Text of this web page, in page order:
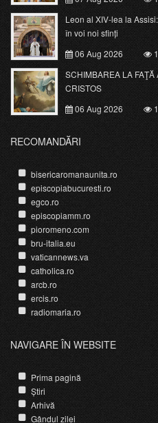
Leon al XIV-lea la
în voi noi sfinți
06 Aug 2026
SCHIMBAREA LA
CRISTOS
06 Aug 2026
RECOMANDĂRI
bisericaromanaunita.ro
episcopiabucuresti.ro
egco.ro
episcopiamm.ro
pioromeno.com
bru-italia.eu
vaticannews.va
catholica.ro
arcb.ro
ercis.ro
radiomaria.ro
NAVIGARE ÎN WEBSITE
Prima pagină
Știri
Arhivă
Gândul zilei